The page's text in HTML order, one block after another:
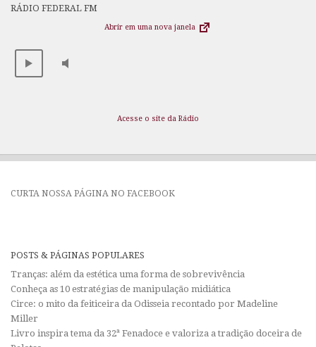
RÁDIO FEDERAL FM
Abrir em uma nova janela
Acesse o site da Rádio
CURTA NOSSA PÁGINA NO FACEBOOK
POSTS & PÁGINAS POPULARES
Tranças: além da estética uma forma de sobrevivência
Conheça as 10 estratégias de manipulação midiática
Circe: o mito da feiticeira da Odisseia recontado por Madeline
Miller
Livro inspira tema da 32ª Fenadoce e valoriza a tradição doceira de